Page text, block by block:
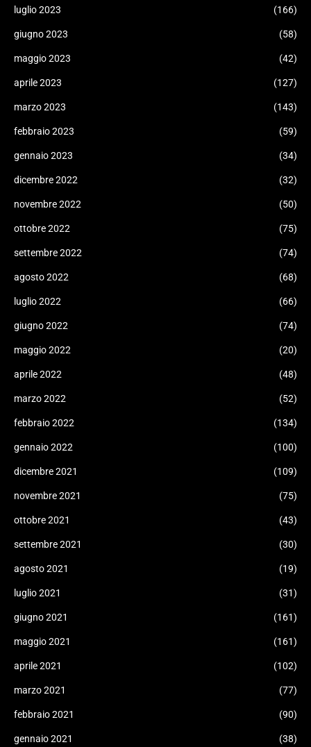
luglio 2023 (166)
giugno 2023 (58)
maggio 2023 (42)
aprile 2023 (127)
marzo 2023 (143)
febbraio 2023 (59)
gennaio 2023 (34)
dicembre 2022 (32)
novembre 2022 (50)
ottobre 2022 (75)
settembre 2022 (74)
agosto 2022 (68)
luglio 2022 (66)
giugno 2022 (74)
maggio 2022 (20)
aprile 2022 (48)
marzo 2022 (52)
febbraio 2022 (134)
gennaio 2022 (100)
dicembre 2021 (109)
novembre 2021 (75)
ottobre 2021 (43)
settembre 2021 (30)
agosto 2021 (19)
luglio 2021 (31)
giugno 2021 (161)
maggio 2021 (161)
aprile 2021 (102)
marzo 2021 (77)
febbraio 2021 (90)
gennaio 2021 (38)